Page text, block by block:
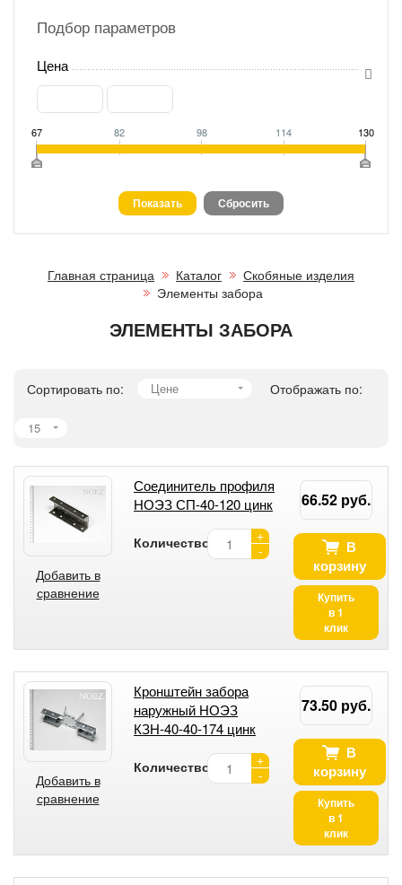
Подбор параметров
Цена
67 82 98 114 130
Главная страница Каталог
Скобяные изделия
Элементы забора
ЭЛЕМЕНТЫ ЗАБОРА
Сортировать по: Цене Отображать по:
15
Добавить в
сравнение
Соединитель профиля
НОЭЗ СП-40-120 цинк
Количество:
+
-
66.52 руб.
В
корзину
Купить
в 1
клик
Добавить в
сравнение
Кронштейн забора
наружный НОЭЗ
КЗН-40-40-174 цинк
Количество:
+
-
73.50 руб.
В
корзину
Купить
в 1
клик